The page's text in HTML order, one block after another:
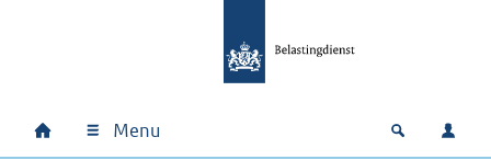
Hoofdnavigatie
Home Menu Open